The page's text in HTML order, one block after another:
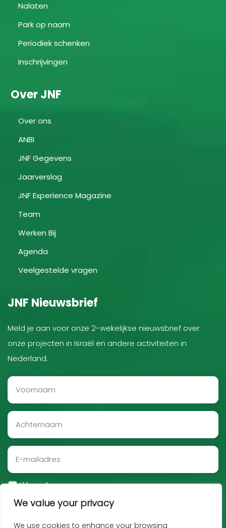
We value your privacy
We use cookies to enhance your browsing
Nalaten
Park op naam
Periodiek schenken
Inschrijvingen
Over JNF
Over ons
ANBI
JNF Gegevens
Jaarverslag
JNF Experience Magazine
Team
Werken Bij
Agenda
Veelgestelde vragen
JNF Nieuwsbrief
Meld je aan voor onze 2-wekelijkse nieuwsbrief over
onze projecten in Israël en andere activiteiten in
Nederland.
Akkoord